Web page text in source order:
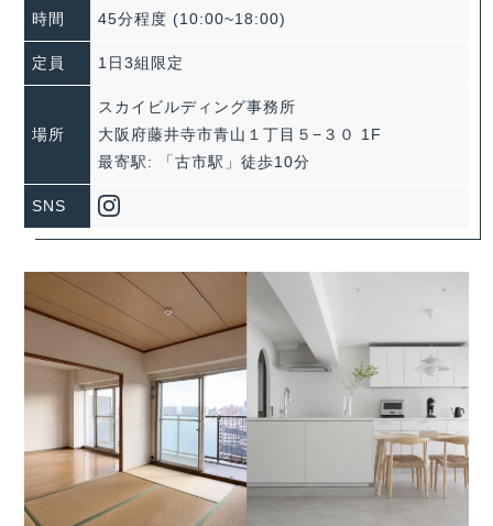
時間 45分程度 (10:00~18:00)
定員 1日3組限定
場所
スカイビルディング事務所
大阪府藤井寺市青山１丁目５−３０ 1F
最寄駅: 「古市駅」徒歩10分
SNS